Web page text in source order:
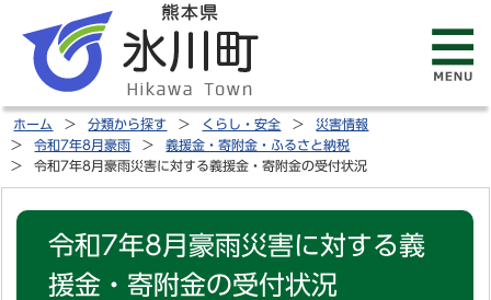
ホーム 分類から探す くらし・安全
災害情報
令和7年8月豪雨
義援金・寄附金・ふるさと納税
令和7年8月豪雨災害に対する義援金・寄附金の受付状況
令和7年8月豪雨災害に対する義
援金・寄附金の受付状況